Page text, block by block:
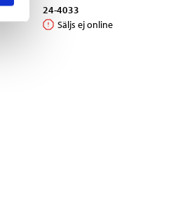
24-4033
Säljs ej online